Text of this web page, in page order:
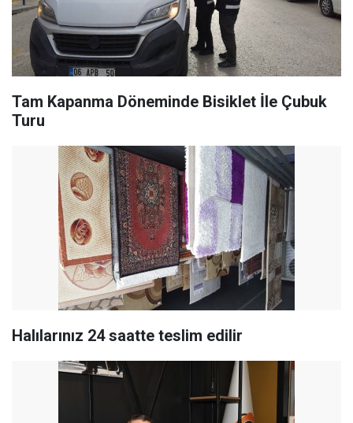
Tam Kapanma Döneminde Bisiklet İle Çubuk
Turu
Halılarınız 24 saatte teslim edilir